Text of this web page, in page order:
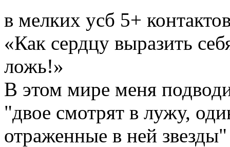
в мелких усб 5+
«Как сердцу выразить
ложь!»
В этом мире меня
"двое смотрят в лужу,
отраженные в ней звезды"